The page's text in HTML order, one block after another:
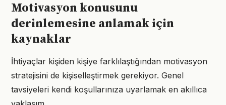
Motivasyon konusunu
derinlemesine anlamak için
kaynaklar
İhtiyaçlar kişiden kişiye farklılaştığından motivasyon
stratejisini de kişiselleştirmek gerekiyor. Genel
tavsiyeleri kendi koşullarınıza uyarlamak en akıllıca